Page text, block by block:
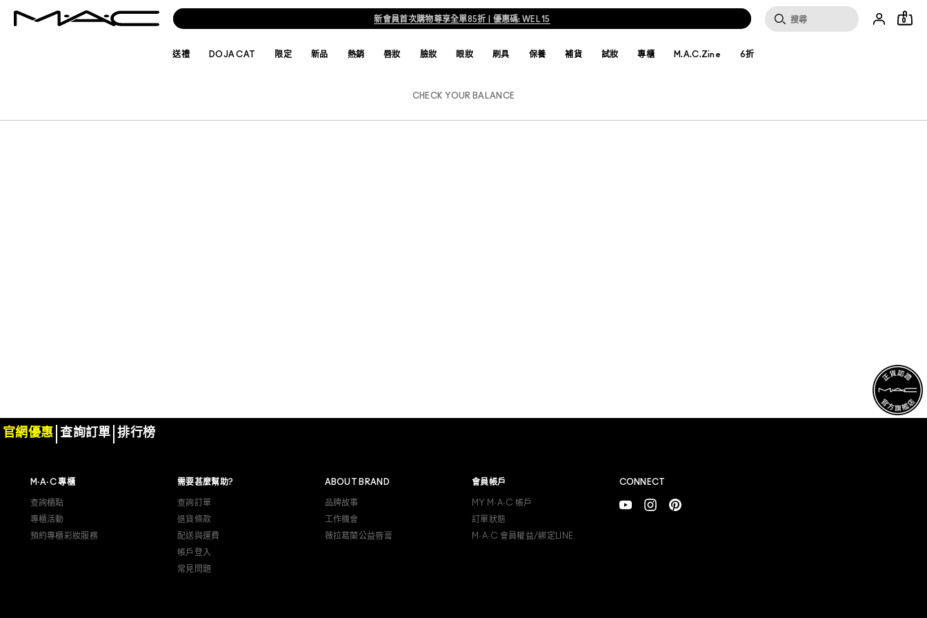
新會員首次購物尊享全單85折 | 優惠碼: WEL15 0
送禮 DOJA CAT 限定 新品 熱銷 唇妝 臉妝 眼妝 刷具 保養 補貨 試妝 專櫃 M.A.C.Zine 6折
CHECK YOUR BALANCE
官網優惠 查詢訂單 排行榜
M·A·C 專櫃
查詢櫃點
專櫃活動
預約專櫃彩妝服務
需要甚麼幫助?
查詢訂單
退貨條款
配送與運費
帳戶登入
常見問題
ABOUT BRAND
品牌故事
工作機會
薇拉葛蘭公益唇膏
會員帳戶
MY M·A·C 帳戶
訂單狀態
M·A·C 會員權益/綁定LINE
CONNECT